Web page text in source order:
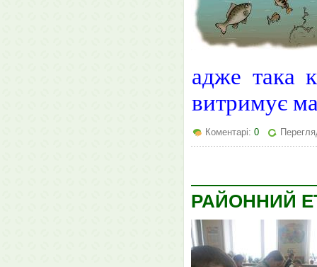
адже така
витримує
Коментарі: 0
РАЙОННИЙ